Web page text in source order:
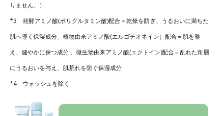
りません。）
*3 発酵アミノ酸(ポリグルタミン酸)配合＝乾燥を防ぎ、うるおいに満ちた
肌へ導く保湿成分、植物由来アミノ酸(エルゴチオネイン）配合＝肌を整
え、健やかに保つ成分 、微生物由来アミノ酸(エクトイン)配合＝乱れた角層
にうるおいを与え、肌荒れを防ぐ保湿成分
*4 ウォッシュを除く